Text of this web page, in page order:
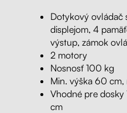
Dotykový ovládač
displejom, 4
výstup, zámok
2 motory
Nosnosť 100 kg
Min. výška 60 cm,
Vhodné pre dosky
cm